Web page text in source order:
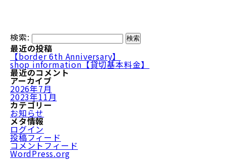
検索:
最近の投稿
【border 6th Anniversary】
shop information【貸切基本料金】
最近のコメント
アーカイブ
2026年7月
2023年11月
カテゴリー
お知らせ
メタ情報
ログイン
投稿フィード
コメントフィード
WordPress.org